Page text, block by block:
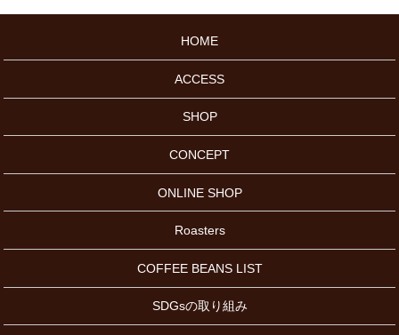
HOME
ACCESS
SHOP
CONCEPT
ONLINE SHOP
Roasters
COFFEE BEANS LIST
SDGsの取り組み